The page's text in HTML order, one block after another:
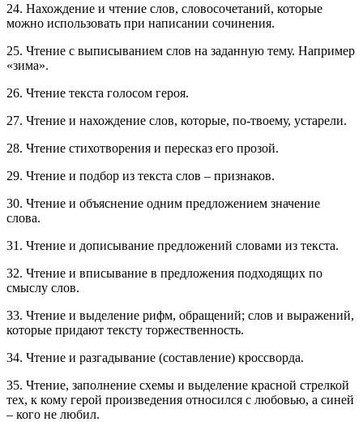
24. Нахождение и чтение слов, словосочетаний, которые
можно использовать при написании сочинения.
25. Чтение с выписыванием слов на заданную тему. Например
«зима».
26. Чтение текста голосом героя.
27. Чтение и нахождение слов, которые, по-твоему, устарели.
28. Чтение стихотворения и пересказ его прозой.
29. Чтение и подбор из текста слов – признаков.
30. Чтение и объяснение одним предложением значение
слова.
31. Чтение и дописывание предложений словами из текста.
32. Чтение и вписывание в предложения подходящих по
смыслу слов.
33. Чтение и выделение рифм, обращений; слов и выражений,
которые придают тексту торжественность.
34. Чтение и разгадывание (составление) кроссворда.
35. Чтение, заполнение схемы и выделение красной стрелкой
тех, к кому герой произведения относился с любовью, а синей
– кого не любил.